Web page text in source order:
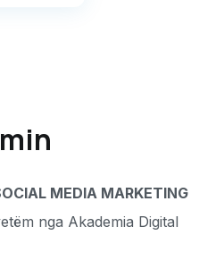
MEDIA MARKETING
nga Akademia Digital